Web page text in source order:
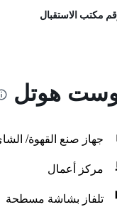
مكتب الاستقبال
هوتل
جهاز صنع القهوة/
مركز أعمال
تلفاز بشاشة مسطحة